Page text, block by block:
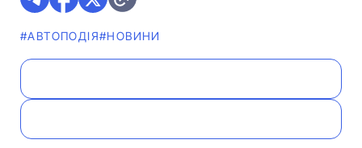
#АВТОПОДІЯ#НОВИНИ